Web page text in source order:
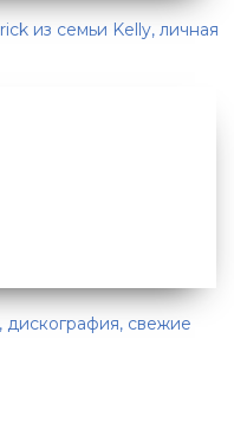
из семьи Kelly, личная
дискография, свежие